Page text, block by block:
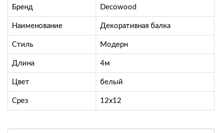
Бренд Decowood
Наименование Декоративная балка
Стиль Модерн
Длина 4м
Цвет белый
Срез 12х12